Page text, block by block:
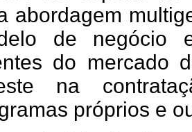
abordagem
de negócio
do mercado
na
próprios e